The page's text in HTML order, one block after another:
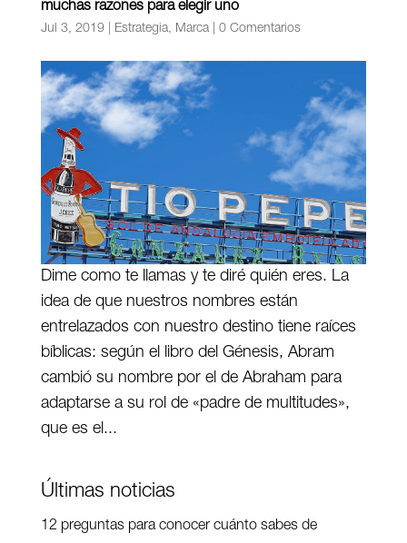
muchas razones para elegir uno
Jul 3, 2019| Estrategia, Marca| 0 Comentarios
Dime como te llamas y te diré quién eres. La
idea de que nuestros nombres están
entrelazados con nuestro destino tiene raíces
bíblicas: según el libro del Génesis, Abram
cambió su nombre por el de Abraham para
adaptarse a su rol de «padre de multitudes»,
que es el...
Últimas noticias
12 preguntas para conocer cuánto sabes de